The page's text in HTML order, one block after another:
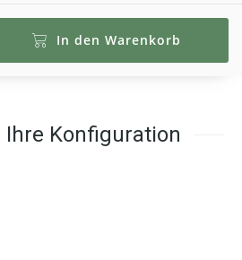
In den Warenkorb
Ihre Konfiguration